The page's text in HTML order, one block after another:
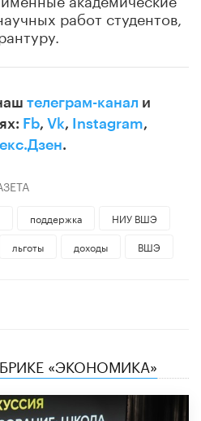
работ студентов,
телеграм-канал и
Fb, Vk, Instagram,
.
поддержка
НИУ ВШЭ
льготы доходы ВШЭ
«ЭКОНОМИКА»